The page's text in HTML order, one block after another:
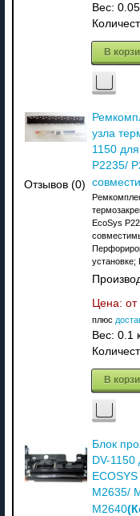
Вес: 0.05
В
Отзывов (0)
узла
1150
P2235/
EcoSys
установке;
Цена: от
плюс
Вес: 0.1
В
Блок
DV-1150
M2635/
M2640